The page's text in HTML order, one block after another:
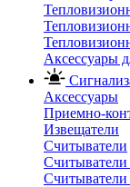
Аксессуары
Аксессуары
Приемно-
Извещатели
Считыватели
Cчитыватели
Cчитыватели